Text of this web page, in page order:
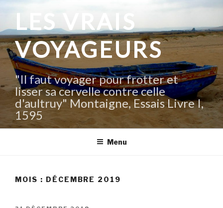
contenu
principal
LES VRAIS
VOYAGEURS
"Il faut voyager pour frotter et
lisser sa cervelle contre celle
d'aultruy" Montaigne, Essais Livre I,
1595
Menu
MOIS : DÉCEMBRE 2019